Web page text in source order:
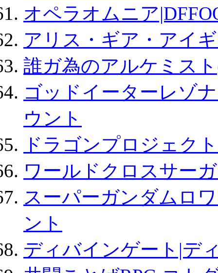
オペラオムニア
アリス・ギア・アイ
誰ガ為のアルケミス
ゴッドイーターレゾ
ウント
ドラゴンプロジェク
ワールドクロスサー
スーパーガンダムロ
ント
ディバインゲート|デ